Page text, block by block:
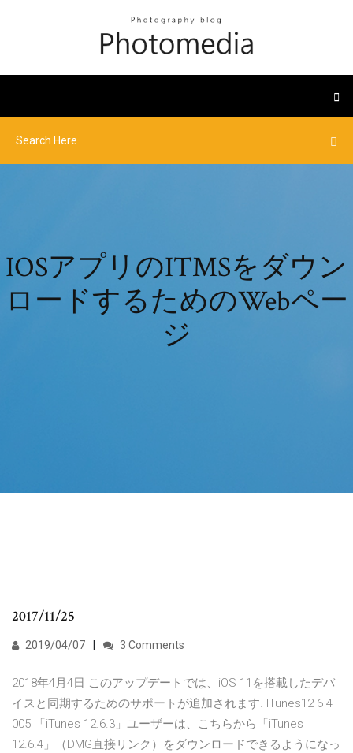
IOSアプリのITMSをダウン
ロードするためのWebペー
ジ
2017/11/25
2019/04/07 3 Comments
2018年4月4日 このアップデートでは、iOS 11を搭載したデバ
イスと同期するためのサポートが追加されます. ITunes12 6 4
005 「iTunes 12.6.3」ユーザーは、こちらから「iTunes
12.6.4」（DMG直接リンク）をダウンロードできるようになっ